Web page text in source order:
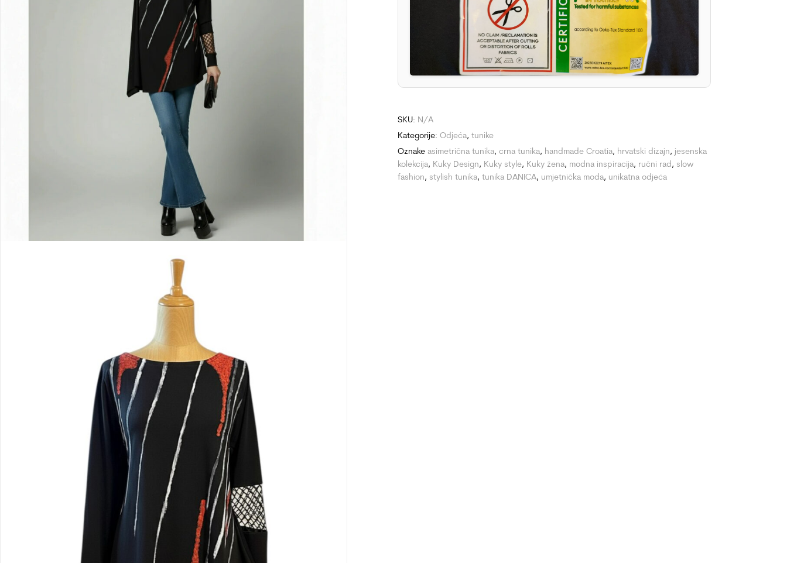
SKU: N/A
Kategorije:Odjeća,tunike
Oznake asimetrična tunika,crna tunika, handmade Croatia, hrvatski dizajn, jesenska
kolekcija, Kuky Design, Kuky style, Kuky žena, modna inspiracija, ručni rad, slow
fashion, stylish tunika,tunika DANICA, umjetnička moda, unikatna odjeća